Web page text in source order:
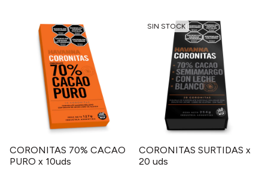
CORONITAS 70% CACAO
PURO x 10uds
SIN STOCK
CORONITAS SURTIDAS x
20 uds